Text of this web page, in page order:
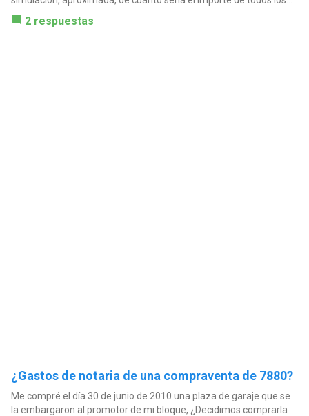
2 respuestas
¿Gastos de notaria de una compraventa de 7880?
Me compré el día 30 de junio de 2010 una plaza de garaje que se
la embargaron al promotor de mi bloque, ¿Decidimos comprarla